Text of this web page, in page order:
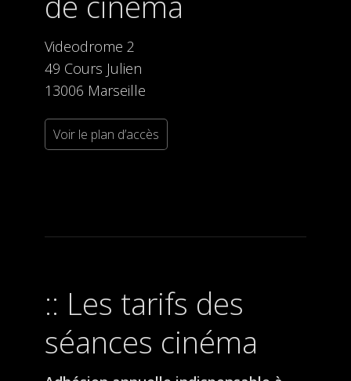
Videodrome 2
49 Cours Julien
13006 Marseille
Voir le plan d’accès
Les tarifs des
séances cinéma